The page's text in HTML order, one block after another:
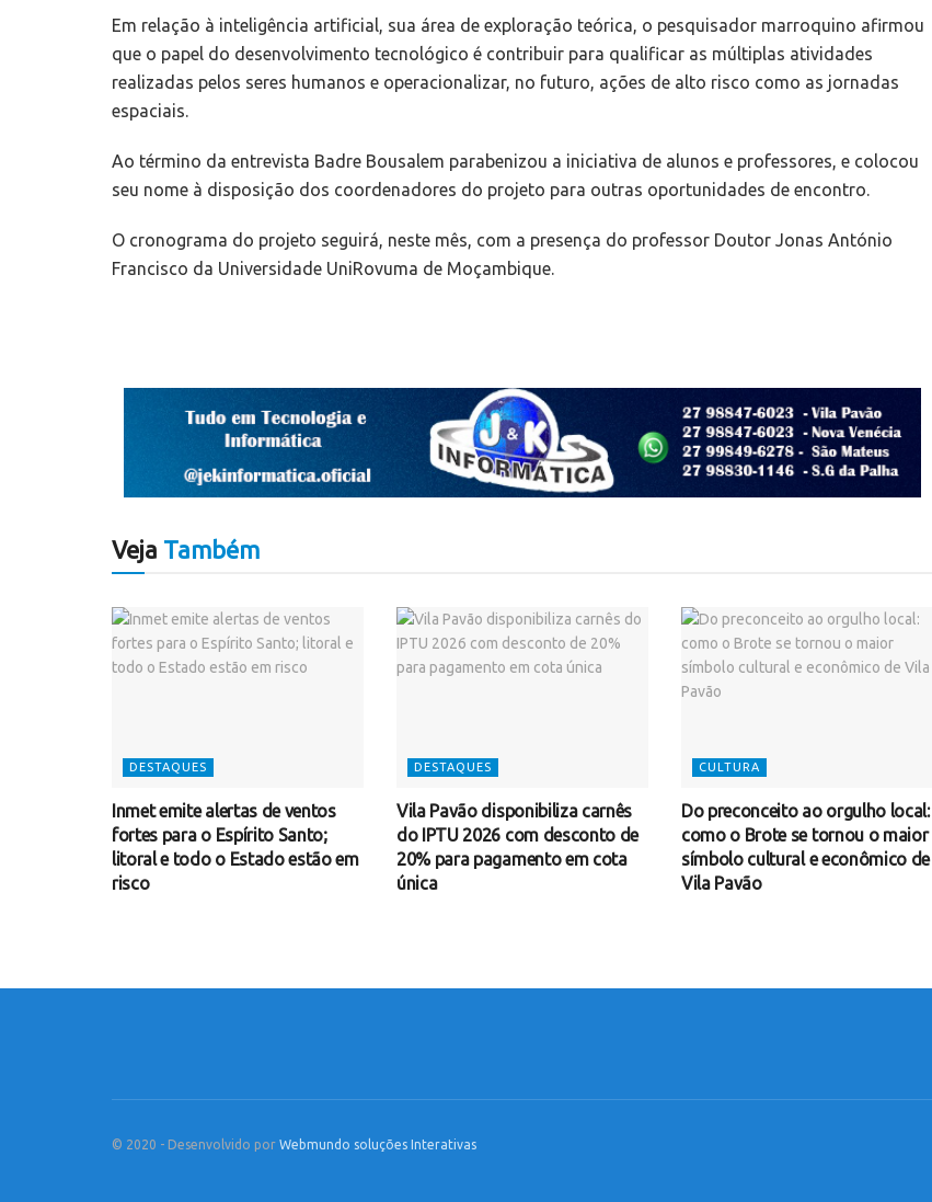
Em relação à inteligência artificial, sua área de exploração teórica, o pesquisador marroquino afirmou
que o papel do desenvolvimento tecnológico é contribuir para qualificar as múltiplas atividades
realizadas pelos seres humanos e operacionalizar, no futuro, ações de alto risco como as jornadas
espaciais.
Ao término da entrevista Badre Bousalem parabenizou a iniciativa de alunos e professores, e colocou
seu nome à disposição dos coordenadores do projeto para outras oportunidades de encontro.
O cronograma do projeto seguirá, neste mês, com a presença do professor Doutor Jonas António
Francisco da Universidade UniRovuma de Moçambique.
Veja Também
DESTAQUES
Inmet emite alertas de ventos
fortes para o Espírito Santo;
litoral e todo o Estado estão em
risco
DESTAQUES
Vila Pavão disponibiliza carnês
do IPTU 2026 com desconto de
20% para pagamento em cota
única
CULTURA
Do preconceito ao orgulho local:
como o Brote se tornou o maior
símbolo cultural e econômico de
Vila Pavão
© 2020 - Desenvolvido por Webmundo soluções Interativas